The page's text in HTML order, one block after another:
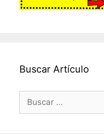
Buscar Artículo